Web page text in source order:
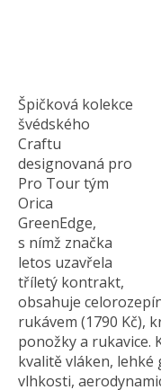
Špičková kolekce
švédského
Craftu
designovaná pro
Pro Tour tým
Orica
GreenEdge,
s nímž značka
letos uzavřela
tříletý kontrakt,
obsahuje
rukávem (1790 Kč),
ponožky a rukavice.
kvalitě vláken, lehké
vlhkosti,